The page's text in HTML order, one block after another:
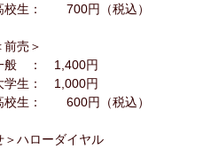
700円（税込）
＞
1,400円
1,000円
600円（税込）
＞ハローダイヤル